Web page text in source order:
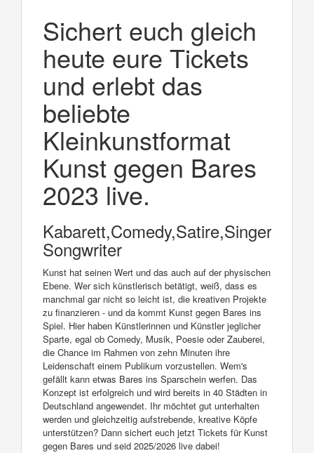
Sichert euch gleich
heute eure Tickets
und erlebt das
beliebte
Kleinkunstformat
Kunst gegen Bares
2023 live.
Kabarett,Comedy,Satire,Singer
Songwriter
Kunst hat seinen Wert und das auch auf der physischen
Ebene. Wer sich künstlerisch betätigt, weiß, dass es
manchmal gar nicht so leicht ist, die kreativen Projekte
zu finanzieren - und da kommt Kunst gegen Bares ins
Spiel. Hier haben Künstlerinnen und Künstler jeglicher
Sparte, egal ob Comedy, Musik, Poesie oder Zauberei,
die Chance im Rahmen von zehn Minuten ihre
Leidenschaft einem Publikum vorzustellen. Wem's
gefällt kann etwas Bares ins Sparschein werfen. Das
Konzept ist erfolgreich und wird bereits in 40 Städten in
Deutschland angewendet. Ihr möchtet gut unterhalten
werden und gleichzeitig aufstrebende, kreative Köpfe
unterstützen? Dann sichert euch jetzt Tickets für Kunst
gegen Bares und seid 2025/2026 live dabei!